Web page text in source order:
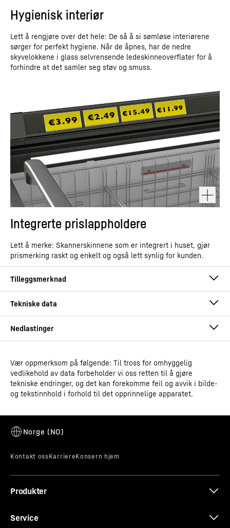
Hygienisk interiør
Lett å rengjøre over det hele: De så å si sømløse interiørene
sørger for perfekt hygiene. Når de åpnes, har de nedre
skyvelokkene i glass selvrensende ledeskinneoverflater for å
forhindre at det samler seg støv og smuss.
Integrerte prislappholdere
Lett å merke: Skannerskinnene som er integrert i huset, gjør
prismerking raskt og enkelt og også lett synlig for kunden.
Selvlukkende dør – allrounderen
Innovativ dør med flere fordeler: Takket være
produktene til enhver tid. Påfylling av varer er raskt og
Model type Supermarked Freezer-Top
Salgsvarenummer
Driftsinstruksjoner
installeringsinstruksjoner
Vær oppmerksom på følgende: Til tross for omhyggelig
vedlikehold av data forbeholder vi oss retten til å gjøre
tekniske endringer, og det kan forekomme feil og avvik i bilde-
og tekstinnhold i forhold til det opprinnelige apparatet.
Produkter
Service